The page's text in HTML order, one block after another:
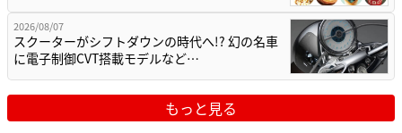
2026/08/07
スクーターがシフトダウンの時代へ!? 幻の名車
に電子制御CVT搭載モデルなど…
もっと見る